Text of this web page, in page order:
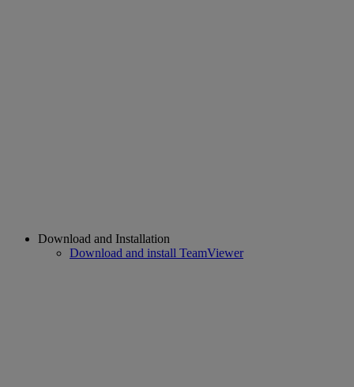
Download and Installation
Download and install TeamViewer